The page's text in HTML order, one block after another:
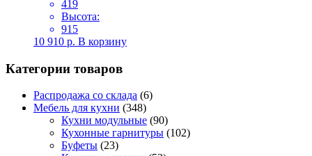
419
Высота:
915
10 910 р. В корзину
Категории товаров
Распродажа со склада (6)
Мебель для кухни (348)
Кухни модульные (90)
Кухонные гарнитуры (102)
Буфеты (23)